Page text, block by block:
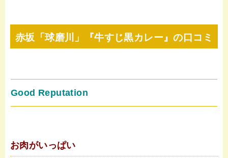
赤坂「球磨川」『牛すじ黒カレー』の 口コミ
Good Reputation
お肉がいっぱい